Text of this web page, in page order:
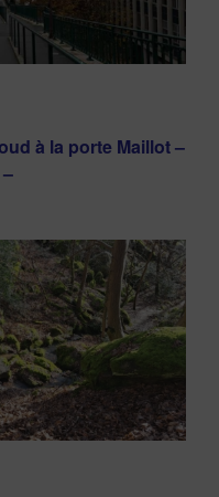
à la porte Maillot –